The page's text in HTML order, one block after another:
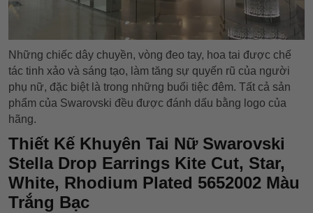
Những chiếc dây chuyền, vòng đeo tay, hoa tai được chế
tác tinh xảo và sáng tạo, làm tăng sự quyến rũ của người
phụ nữ, đặc biệt là trong những buổi tiệc đêm. Tất cả sản
phẩm của Swarovski đều được đánh dấu bằng logo của
hãng.
Thiết Kế Khuyên Tai Nữ Swarovski
Stella Drop Earrings Kite Cut, Star,
White, Rhodium Plated 5652002 Màu
Trắng Bạc